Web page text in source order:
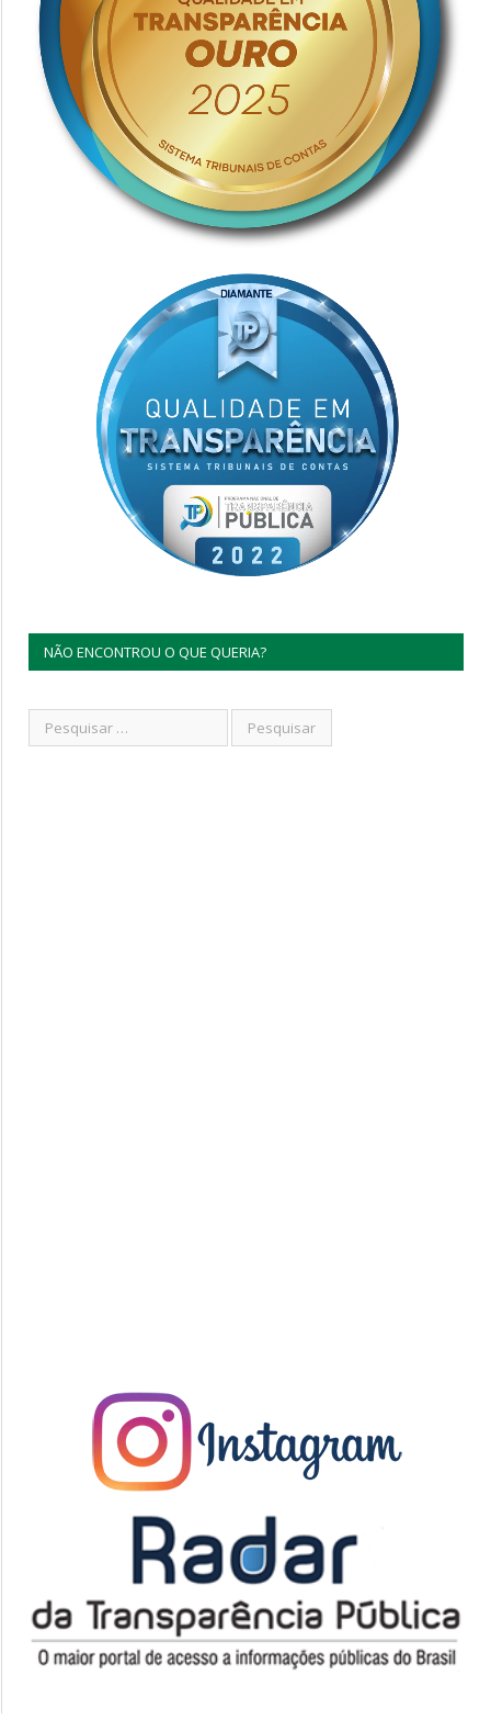
NÃO ENCONTROU O QUE QUERIA?